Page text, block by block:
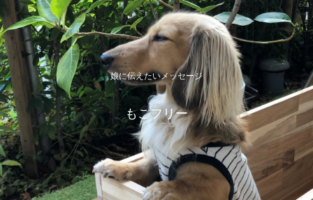
娘に伝えたいメッセージ
もこフリー